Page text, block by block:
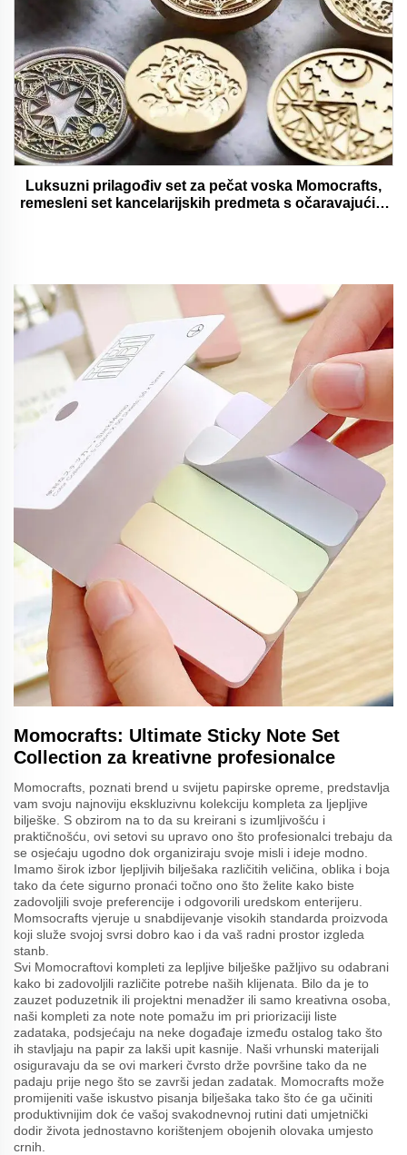
Luksuzni prilagođiv set za pečat voska Momocrafts,
remesleni set kancelarijskih predmeta s očaravajućim
Momocrafts: Ultimate Sticky Note Set
Collection za kreativne profesionalce
Momocrafts, poznati brend u svijetu papirske opreme, predstavlja
vam svoju najnoviju ekskluzivnu kolekciju kompleta za ljepljive
bilješke. S obzirom na to da su kreirani s izumljivošću i
praktičnošću, ovi setovi su upravo ono što profesionalci trebaju da
se osjećaju ugodno dok organiziraju svoje misli i ideje modno.
Imamo širok izbor ljepljivih bilješaka različitih veličina, oblika i boja
tako da ćete sigurno pronaći točno ono što želite kako biste
zadovoljili svoje preferencije i odgovorili uredskom enterijeru.
Momsocrafts vjeruje u snabdijevanje visokih standarda proizvoda
koji služe svojoj svrsi dobro kao i da vaš radni prostor izgleda
stanb.
Svi Momocraftovi kompleti za lepljive bilješke pažljivo su odabrani
kako bi zadovoljili različite potrebe naših klijenata. Bilo da je to
zauzet poduzetnik ili projektni menadžer ili samo kreativna osoba,
naši kompleti za note note pomažu im pri priorizaciji liste
zadataka, podsjećaju na neke događaje između ostalog tako što
ih stavljaju na papir za lakši upit kasnije. Naši vrhunski materijali
osiguravaju da se ovi markeri čvrsto drže površine tako da ne
padaju prije nego što se završi jedan zadatak. Momocrafts može
promijeniti vaše iskustvo pisanja bilješaka tako što će ga učiniti
produktivnijim dok će vašoj svakodnevnoj rutini dati umjetnički
dodir života jednostavno korištenjem obojenih olovaka umjesto
crnih.